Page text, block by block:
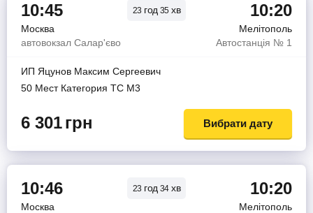
10:45 23 год 35 хв 10:20
Москва
Мелітополь
автовокзал Салар'єво
Автостанція № 1
ИП Яцунов Максим Сергеевич
50 Мест Категория ТС М3
6 301грн Вибрати дату
10:46 23 год 34 хв 10:20
Москва
Мелітополь